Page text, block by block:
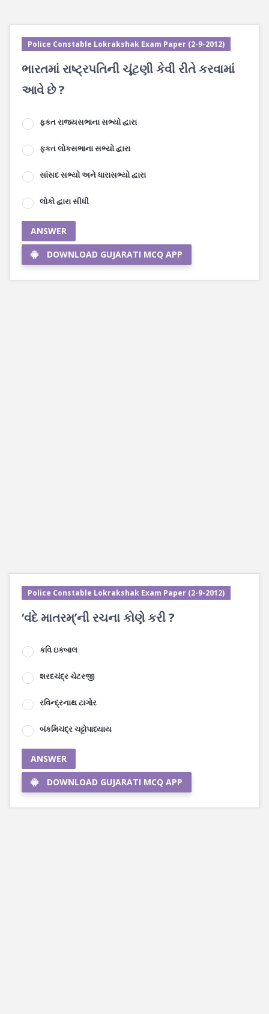
Police Constable Lokrakshak Exam Paper (2-9-2012)
ભારતમાં રાષ્ટ્રપતિની ચૂંટણી કેવી રીતે કરવામાં
આવે છે ?
ફકત રાજ્યસભાના સભ્યો દ્વારા
ફકત લોકસભાના સભ્યો દ્વારા
સાંસદ સભ્યો અને ધારાસભ્યો દ્વારા
લોકો દ્વારા સીધી
ANSWER
DOWNLOAD GUJARATI MCQ APP
Police Constable Lokrakshak Exam Paper (2-9-2012)
‘વંદે માતરમ્’ની રચના કોણે કરી ?
કવિ ઇકબાલ
શરદચંદ્ર ચેટરજી
રવિન્દ્રનાથ ટાગોર
બંકમિચંદ્ર ચટ્ટોપાધ્યાય
ANSWER
DOWNLOAD GUJARATI MCQ APP